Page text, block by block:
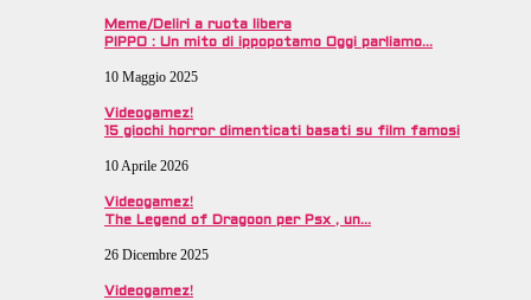
Meme/Deliri a ruota libera
PIPPO : Un mito di ippopotamo Oggi parliamo…
10 Maggio 2025
Videogamez!
15 giochi horror dimenticati basati su film famosi
10 Aprile 2026
Videogamez!
The Legend of Dragoon per Psx , un…
26 Dicembre 2025
Videogamez!